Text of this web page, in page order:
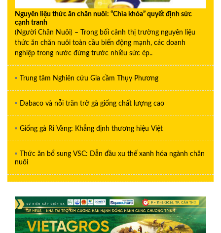
Nguyên liệu thức ăn chăn nuôi: “Chìa khóa” quyết định sức
cạnh tranh
(Người Chăn Nuôi) – Trong bối cảnh thị trường nguyên liệu
thức ăn chăn nuôi toàn cầu biến động mạnh, các doanh
nghiệp trong nước đứng trước nhiều sức ép..
Trung tâm Nghiên cứu Gia cầm Thụy Phương
Dabaco và nỗi trăn trở gà giống chất lượng cao
Giống gà Ri Vàng: Khẳng định thương hiệu Việt
Thức ăn bổ sung VSC: Dẫn đầu xu thế xanh hóa ngành chăn
nuôi